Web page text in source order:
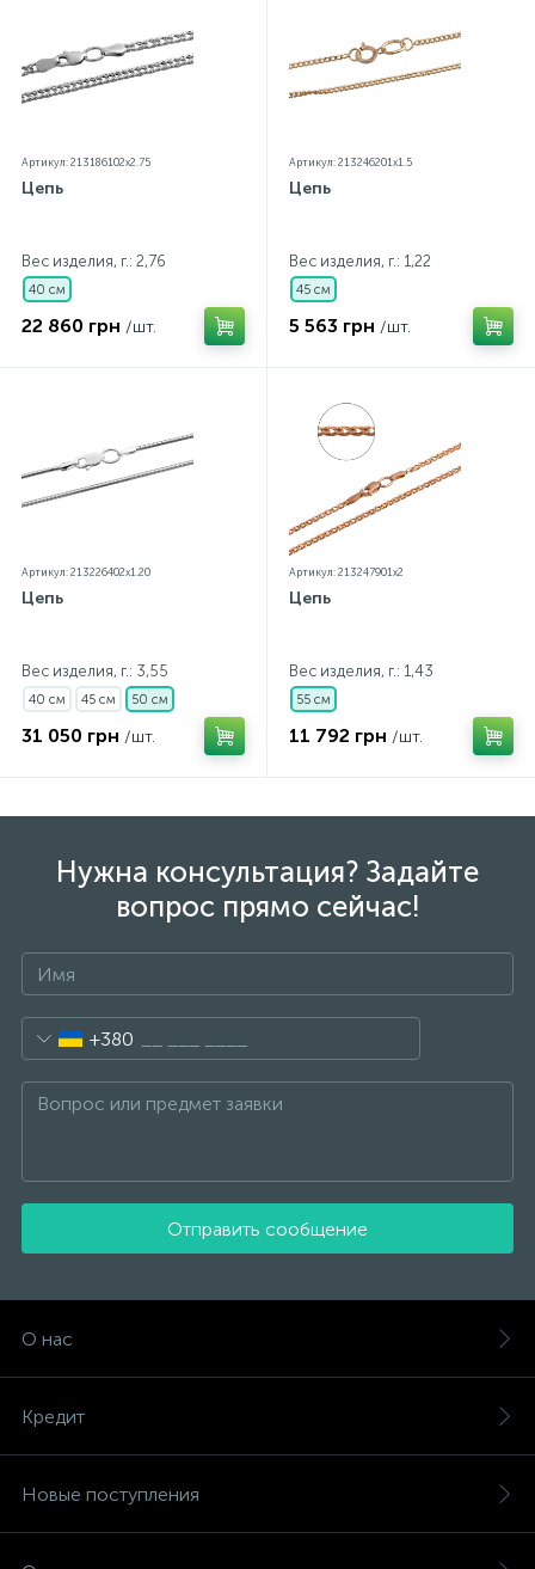
Артикул: 213186102x2.75
Цепь
Вес изделия, г.: 2,76
40 см
22 860 грн /шт.
Артикул: 213246201x1.5
Цепь
Вес изделия, г.: 1,22
45 см
5 563 грн /шт.
Артикул: 213226402x1.20
Цепь
Вес изделия, г.: 3,55
40 см 45 см 50 см
31 050 грн /шт.
Артикул: 213247901x2
Цепь
Вес изделия, г.: 1,43
55 см
11 792 грн /шт.
Нужна консультация? Задайте
вопрос прямо сейчас!
+380
Отправить сообщение
О нас
Кредит
Новые поступления